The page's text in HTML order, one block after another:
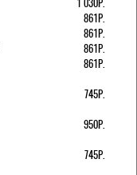
861Р.
861Р.
861Р.
861Р.
745Р.
950Р.
745Р.